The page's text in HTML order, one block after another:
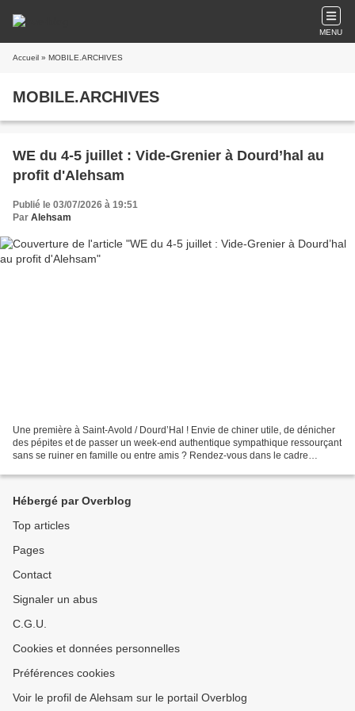
MENU
Accueil » MOBILE.ARCHIVES
MOBILE.ARCHIVES
WE du 4-5 juillet : Vide-Grenier à Dourd’hal au
profit d'Alehsam
Publié le 03/07/2026 à 19:51
Par Alehsam
Une première à Saint-Avold / Dourd’Hal ! Envie de chiner utile, de dénicher
des pépites et de passer un week-end authentique sympathique ressourçant
sans se ruiner en famille ou entre amis ? Rendez-vous dans le cadre
Hébergé par Overblog
Top articles
Pages
Contact
Signaler un abus
C.G.U.
Cookies et données personnelles
Préférences cookies
Voir le profil de Alehsam sur le portail Overblog